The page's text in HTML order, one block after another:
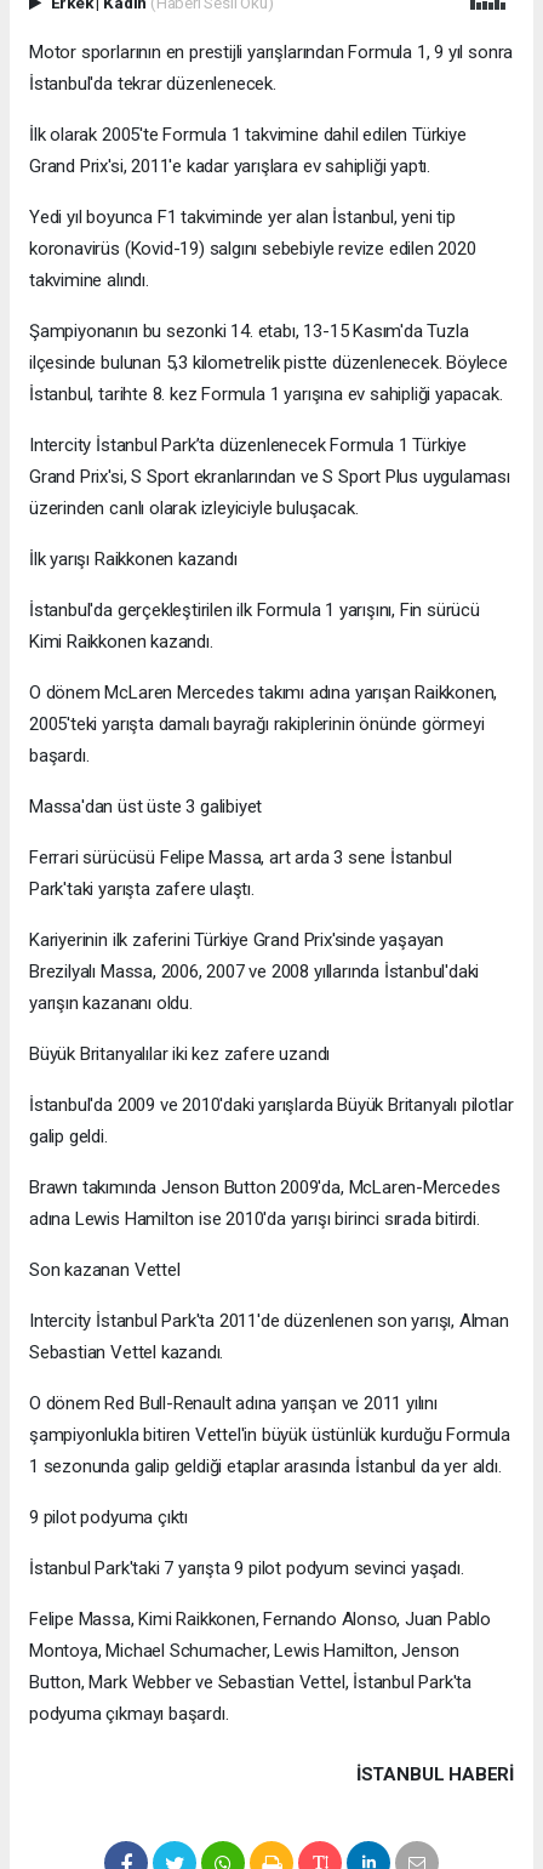
Motor sporlarının en prestijli yarışlarından Formula 1, 9 yıl sonra
İstanbul'da tekrar düzenlenecek.
İlk olarak 2005'te Formula 1 takvimine dahil edilen Türkiye
Grand Prix'si, 2011'e kadar yarışlara ev sahipliği yaptı.
Yedi yıl boyunca F1 takviminde yer alan İstanbul, yeni tip
koronavirüs (Kovid-19) salgını sebebiyle revize edilen 2020
takvimine alındı.
Şampiyonanın bu sezonki 14. etabı, 13-15 Kasım'da Tuzla
ilçesinde bulunan 5,3 kilometrelik pistte düzenlenecek. Böylece
İstanbul, tarihte 8. kez Formula 1 yarışına ev sahipliği yapacak.
Intercity İstanbul Park’ta düzenlenecek Formula 1 Türkiye
Grand Prix'si, S Sport ekranlarından ve S Sport Plus uygulaması
üzerinden canlı olarak izleyiciyle buluşacak.
İlk yarışı Raikkonen kazandı
İstanbul'da gerçekleştirilen ilk Formula 1 yarışını, Fin sürücü
Kimi Raikkonen kazandı.
O dönem McLaren Mercedes takımı adına yarışan Raikkonen,
2005'teki yarışta damalı bayrağı rakiplerinin önünde görmeyi
başardı.
Massa'dan üst üste 3 galibiyet
Ferrari sürücüsü Felipe Massa, art arda 3 sene İstanbul
Park'taki yarışta zafere ulaştı.
Kariyerinin ilk zaferini Türkiye Grand Prix'sinde yaşayan
Brezilyalı Massa, 2006, 2007 ve 2008 yıllarında İstanbul'daki
yarışın kazananı oldu.
Büyük Britanyalılar iki kez zafere uzandı
İstanbul'da 2009 ve 2010'daki yarışlarda Büyük Britanyalı pilotlar
galip geldi.
Brawn takımında Jenson Button 2009'da, McLaren-Mercedes
adına Lewis Hamilton ise 2010'da yarışı birinci sırada bitirdi.
Son kazanan Vettel
Intercity İstanbul Park'ta 2011'de düzenlenen son yarışı, Alman
Sebastian Vettel kazandı.
O dönem Red Bull-Renault adına yarışan ve 2011 yılını
şampiyonlukla bitiren Vettel'in büyük üstünlük kurduğu Formula
1 sezonunda galip geldiği etaplar arasında İstanbul da yer aldı.
9 pilot podyuma çıktı
İstanbul Park'taki 7 yarışta 9 pilot podyum sevinci yaşadı.
Felipe Massa, Kimi Raikkonen, Fernando Alonso, Juan Pablo
Montoya, Michael Schumacher, Lewis Hamilton, Jenson
Button, Mark Webber ve Sebastian Vettel, İstanbul Park'ta
podyuma çıkmayı başardı.
İSTANBUL HABERİ